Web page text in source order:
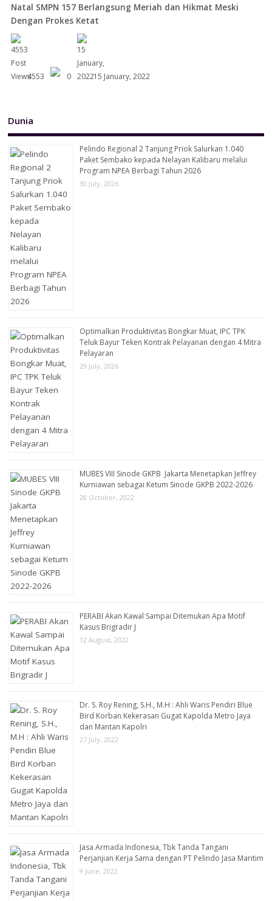
Natal SMPN 157 Berlangsung Meriah dan Hikmat Meski
Dengan Prokes Ketat
4553 0 15 January, 2022
Dunia
Pelindo Regional 2 Tanjung Priok Salurkan 1.040
Paket Sembako kepada Nelayan Kalibaru melalui
Program NPEA Berbagi Tahun 2026
30 July, 2026
Optimalkan Produktivitas Bongkar Muat, IPC TPK
Teluk Bayur Teken Kontrak Pelayanan dengan 4 Mitra
Pelayaran
29 July, 2026
MUBES VIII Sinode GKPB Jakarta Menetapkan Jeffrey
Kurniawan sebagai Ketum Sinode GKPB 2022-2026
28 October, 2022
PERABI Akan Kawal Sampai Ditemukan Apa Motif
Kasus Brigradir J
12 August, 2022
Dr. S. Roy Rening, S.H., M.H : Ahli Waris Pendiri Blue
Bird Korban Kekerasan Gugat Kapolda Metro Jaya
dan Mantan Kapolri
27 July, 2022
Jasa Armada Indonesia, Tbk Tanda Tangani
Perjanjian Kerja Sama dengan PT Pelindo Jasa Maritim
9 June, 2022